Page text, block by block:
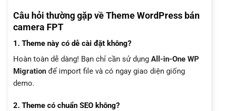
Câu hỏi thường gặp về Theme WordPress bán
camera FPT
1. Theme này có dễ cài đặt không?
Hoàn toàn dễ dàng! Bạn chỉ cần sử dụng All-in-One WP
Migration để import file và có ngay giao diện giống
demo.
2. Theme có chuẩn SEO không?